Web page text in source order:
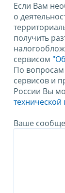
Если Вам
о
получить
сервисом
По
сервисов и
России Вы
Ваше